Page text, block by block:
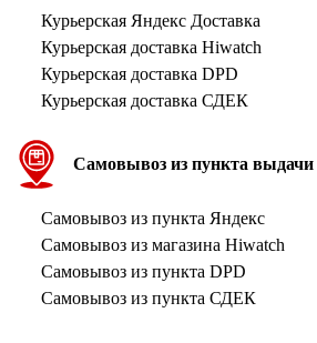
Курьерская Яндекс Доставка
Курьерская доставка Hiwatch
Курьерская доставка DPD
Курьерская доставка СДЕК
Самовывоз из пункта выдачи
Самовывоз из пункта Яндекс
Самовывоз из магазина Hiwatch
Самовывоз из пункта DPD
Самовывоз из пункта СДЕК